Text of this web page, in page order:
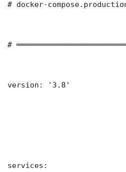
# docker-
#
version: '3.8'
services: